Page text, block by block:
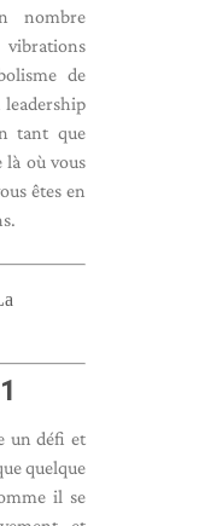
nombre
de
tant que
là où vous
êtes en
un défi et
quelque
il se